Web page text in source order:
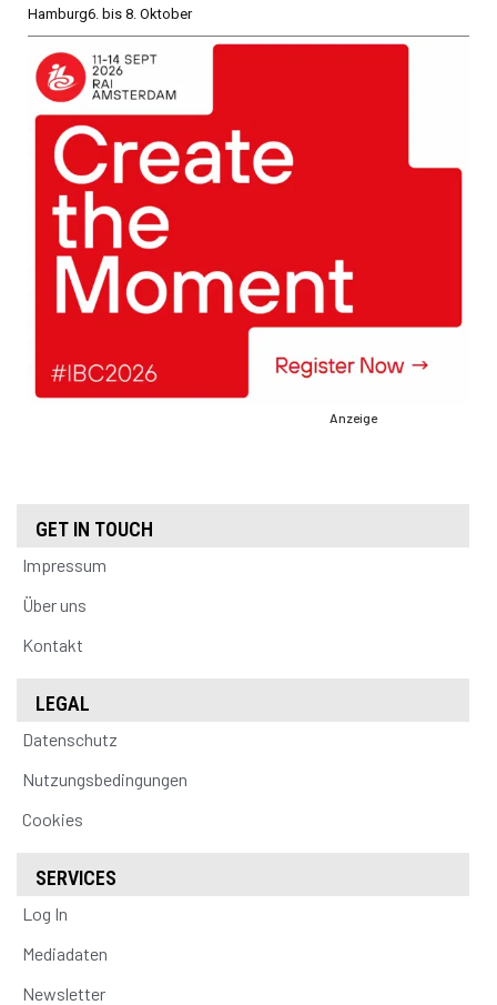
Hamburg6. bis 8. Oktober
Anzeige
GET IN TOUCH
Impressum
Über uns
Kontakt
LEGAL
Datenschutz
Nutzungsbedingungen
Cookies
SERVICES
Log In
Mediadaten
Newsletter